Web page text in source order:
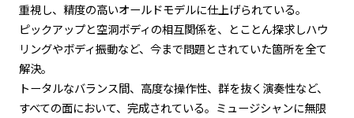
重視し、精度の高いオールドモデルに仕上げられている。
ピックアップと空洞ボディの相互関係を、とことん探求しハウ
リングやボディ振動など、今まで問題とされていた箇所を全て
解決。
トータルなバランス間、高度な操作性、群を抜く演奏性など、
すべての面において、完成されている。ミュージシャンに無限